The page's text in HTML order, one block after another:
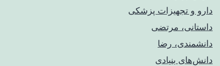
دارو و تجهیزات پزشکی
داستانی، مرتضی
دانشمندی، رضا
دانش‌های بنیادی